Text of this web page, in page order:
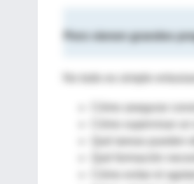
Pero vienen grandes
No todo es simple
Cómo asegurar
Cómo supervisar
Qué tareas pueden
Qué formación
Cómo evitar el